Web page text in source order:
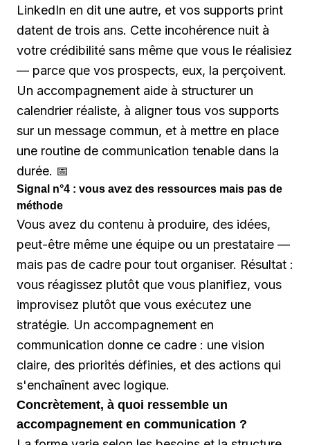
LinkedIn en dit une autre, et vos supports print
datent de trois ans. Cette incohérence nuit à
votre crédibilité sans même que vous le réalisiez
— parce que vos prospects, eux, la perçoivent.
Un accompagnement aide à structurer un
calendrier réaliste, à aligner tous vos supports
sur un message commun, et à mettre en place
une routine de communication tenable dans la
durée. 📅
Signal n°4 : vous avez des ressources mais pas de
méthode
Vous avez du contenu à produire, des idées,
peut-être même une équipe ou un prestataire —
mais pas de cadre pour tout organiser. Résultat :
vous réagissez plutôt que vous planifiez, vous
improvisez plutôt que vous exécutez une
stratégie. Un accompagnement en
communication donne ce cadre : une vision
claire, des priorités définies, et des actions qui
s'enchaînent avec logique.
Concrètement, à quoi ressemble un
accompagnement en communication ?